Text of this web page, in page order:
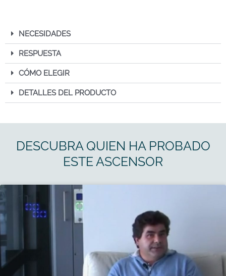
NECESIDADES
RESPUESTA
CÓMO ELEGIR
DETALLES DEL PRODUCTO
DESCUBRA QUIEN HA PROBADO
ESTE ASCENSOR